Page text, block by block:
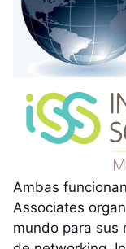
Ambas
Associates
mundo para sus